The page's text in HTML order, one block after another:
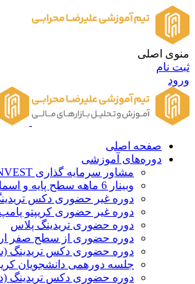
منوی اصلی
ثبت نام
ورود
صفحه اصلی
دوره‌های آموزشی
مشاور سرمایه گذاری ARM INVEST
وبینار 6 ماهه سطح پایه و اسمارت
دوره غیر حضوری دکس
دوره غیر حضوری کریپتو پامپ
دوره حضوری تریدینگ پلاس
دوره حضوری از سطح صفر
دوره حضوری دکس تریدینگ
جلسه دورهمی دانشجویان
دوره حضوری دکس تریدینگ